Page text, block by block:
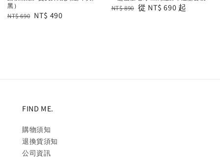
黑）
Regular
NT$ 690 Sale
NT$ 490
Regular
NT$ 890 Sale
從 NT$ 690 起
FIND ME.
購物須知
退換貨須知
公司資訊